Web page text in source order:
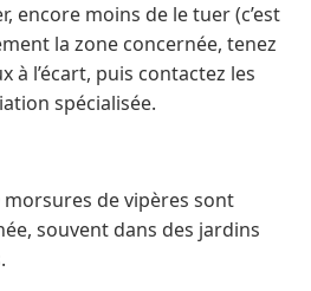
encore moins de le tuer (c’est
la zone concernée, tenez
à l’écart, puis contactez les
spécialisée.
morsures de vipères sont
souvent dans des jardins